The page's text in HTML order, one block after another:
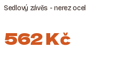
Sedlový závěs - nerez ocel
562 Kč